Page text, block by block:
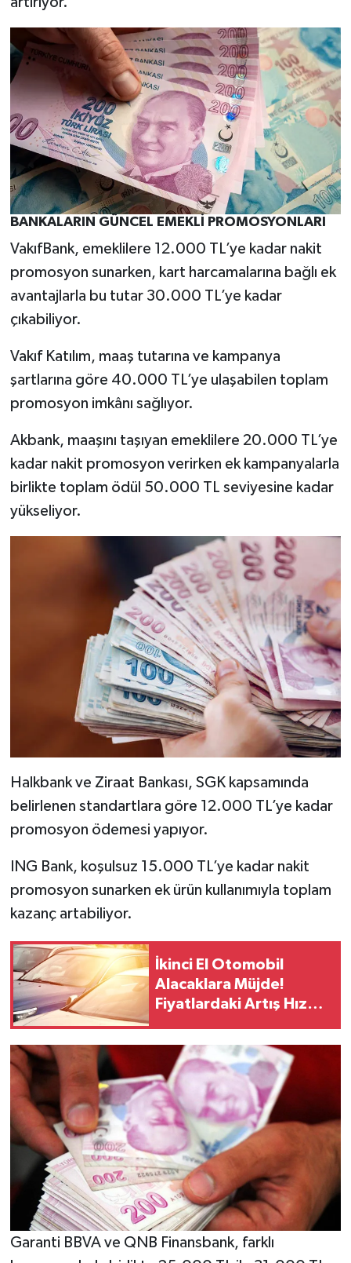
BANKALARIN GÜNCEL EMEKLİ PROMOSYONLARI
VakıfBank, emeklilere 12.000 TL’ye kadar nakit
promosyon sunarken, kart harcamalarına bağlı ek
avantajlarla bu tutar 30.000 TL’ye kadar
çıkabiliyor.
Vakıf Katılım, maaş tutarına ve kampanya
şartlarına göre 40.000 TL’ye ulaşabilen toplam
promosyon imkânı sağlıyor.
Akbank, maaşını taşıyan emeklilere 20.000 TL’ye
kadar nakit promosyon verirken ek kampanyalarla
birlikte toplam ödül 50.000 TL seviyesine kadar
yükseliyor.
Halkbank ve Ziraat Bankası, SGK kapsamında
belirlenen standartlara göre 12.000 TL’ye kadar
promosyon ödemesi yapıyor.
ING Bank, koşulsuz 15.000 TL’ye kadar nakit
promosyon sunarken ek ürün kullanımıyla toplam
kazanç artabiliyor.
İkinci El Otomobil
Alacaklara Müjde!
Fiyatlardaki Artış Hız
Garanti BBVA ve QNB Finansbank, farklı